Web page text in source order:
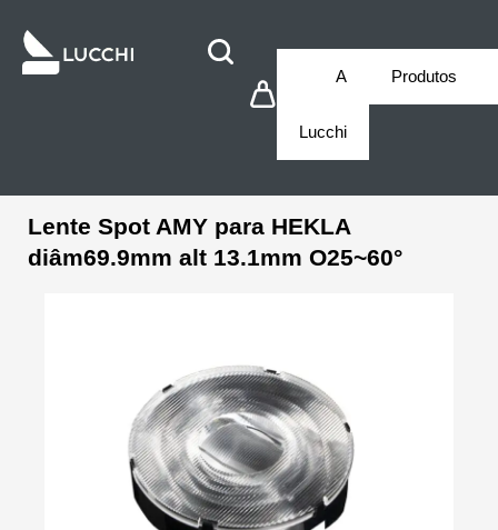
A
Lucchi
Produtos
Lente Spot AMY para HEKLA
diâm69.9mm alt 13.1mm O25~60°